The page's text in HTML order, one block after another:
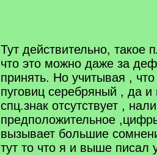
Тут действительно, такое
что это можно даже за
принять. Но учитывая ,
пуговиц серебряный , да и
спц.знак отсутствует ,
предположительное
вызывает большие
тут то что я и выше писал